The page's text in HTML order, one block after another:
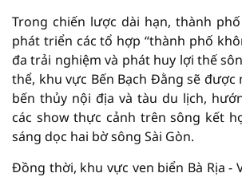
Trong chiến lược dài hạn, thành
phát triển các tổ hợp “thành phố
đa trải nghiệm và phát huy lợi thế
thể, khu vực Bến Bạch Đằng sẽ được
bến thủy nội địa và tàu du lịch,
các show thực cảnh trên sông kết
sáng dọc hai bờ sông Sài Gòn.
Đồng thời, khu vực ven biển Bà Rịa -